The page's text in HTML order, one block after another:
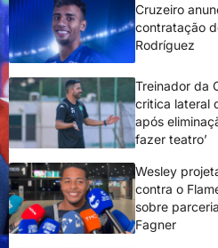
Cruzeiro
contratação
Rodríguez
Treinador da
critica lateral
após
fazer teatro’
Wesley
contra o
sobre
Fagner